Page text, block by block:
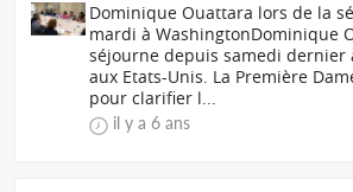
Dominique Ouattara lors de la
mardi à WashingtonDominique
séjourne depuis samedi dernier
aux Etats-Unis. La Première
pour clarifier l...
il y a 6 ans